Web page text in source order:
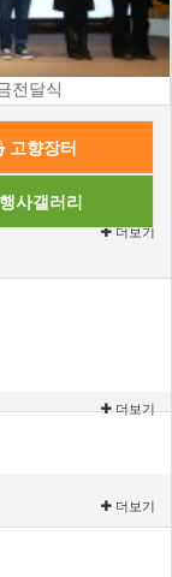
전달식
고향장터
사갤러리
더보기
더보기
더보기